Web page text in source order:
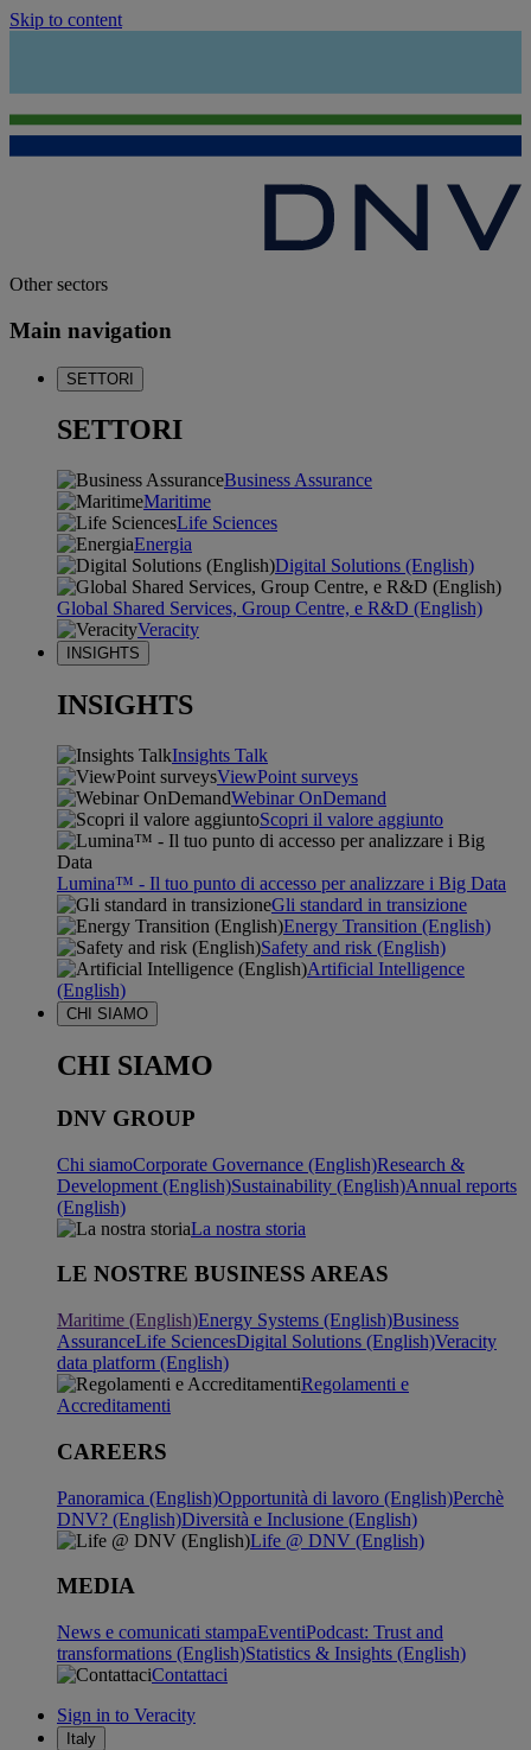
Skip to content
Other sectors
Main navigation
SETTORI
SETTORI
Business Assurance
Maritime
Life Sciences
Energia
Digital Solutions (English)
Global Shared Services, Group Centre, e R&D (English)
Veracity
INSIGHTS
INSIGHTS
Insights Talk
ViewPoint surveys
Webinar OnDemand
Scopri il valore aggiunto
Lumina™ - Il tuo punto di accesso per analizzare i Big Data
Gli standard in transizione
Energy Transition (English)
Safety and risk (English)
Artificial Intelligence
(English)
CHI SIAMO
CHI SIAMO
DNV GROUP
Chi siamoCorporate Governance (English)Research &
Development (English)Sustainability (English)Annual reports
(English)
La nostra storia
LE NOSTRE BUSINESS AREAS
Maritime (English)Energy Systems (English)Business
AssuranceLife SciencesDigital Solutions (English)Veracity
data platform (English)
Regolamenti e
Accreditamenti
CAREERS
Panoramica (English)Opportunità di lavoro (English)Perchè
DNV? (English)Diversità e Inclusione (English)
Life @ DNV (English)
MEDIA
News e comunicati stampaEventiPodcast: Trust and
transformations (English)Statistics & Insights (English)
Contattaci
Sign in to Veracity
Italy